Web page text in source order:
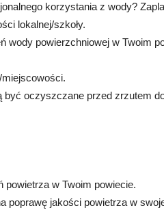
korzystania z wody?
lokalnej/szkoły.
wody powierzchniowej w Twoim
oczyszczane przed zrzutem
powietrza w Twoim powiecie.
poprawę jakości powietrza w